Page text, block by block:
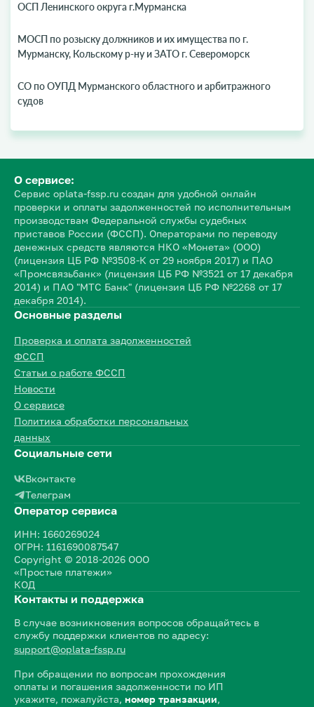
ОСП Ленинского округа г.Мурманска
МОСП по розыску должников и их имущества по г.
Мурманску, Кольскому р-ну и ЗАТО г. Североморск
СО по ОУПД Мурманского областного и арбитражного
судов
О сервисе:
Сервис oplata-fssp.ru создан для удобной онлайн
проверки и оплаты задолженностей по исполнительным
производствам Федеральной службы судебных
приставов России (ФССП). Операторами по переводу
денежных средств являются НКО «Монета» (ООО)
(лицензия ЦБ РФ №3508-К от 29 ноября 2017) и ПАО
«Промсвязьбанк» (лицензия ЦБ РФ №3521 от 17 декабря
2014) и ПАО "МТС Банк" (лицензия ЦБ РФ №2268 от 17
декабря 2014).
Основные разделы
Проверка и оплата задолженностей
ФССП
Статьи о работе ФССП
Новости
О сервисе
Политика обработки персональных
данных
Социальные сети
Вконтакте
Телеграм
Оператор сервиса
ИНН: 1660269024
ОГРН: 1161690087547
Copyright © 2018-2026 ООО
«Простые платежи»
КОД
Контакты и поддержка
В случае возникновения вопросов обращайтесь в
службу поддержки клиентов по адресу:
support@oplata-fssp.ru
При обращении по вопросам прохождения
оплаты и погашения задолженности по ИП
укажите, пожалуйста, номер транзакции,